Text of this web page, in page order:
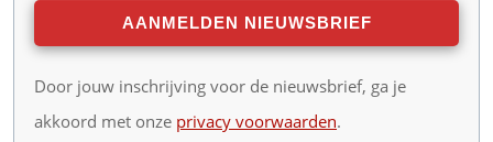
Door jouw inschrijving voor de nieuwsbrief, ga je
akkoord met onze privacy voorwaarden.